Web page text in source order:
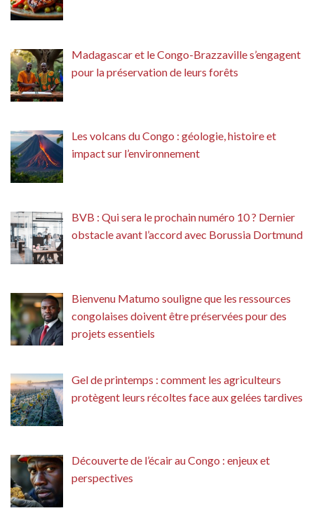
Madagascar et le Congo-Brazzaville s’engagent
pour la préservation de leurs forêts
Les volcans du Congo : géologie, histoire et
impact sur l’environnement
BVB : Qui sera le prochain numéro 10 ? Dernier
obstacle avant l’accord avec Borussia Dortmund
Bienvenu Matumo souligne que les ressources
congolaises doivent être préservées pour des
projets essentiels
Gel de printemps : comment les agriculteurs
protègent leurs récoltes face aux gelées tardives
Découverte de l’écair au Congo : enjeux et
perspectives